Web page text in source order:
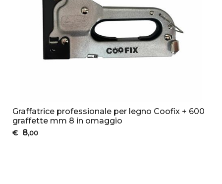
Graffatrice professionale per legno Coofix + 600
graffette mm 8 in omaggio
€ 8,00